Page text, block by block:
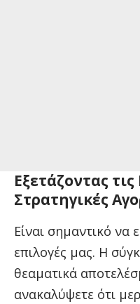
Εξετάζοντας τις
Στρατηγικές
Είναι σημαντικό να
επιλογές μας. Η
θεαματικά
ανακαλύψετε ότι